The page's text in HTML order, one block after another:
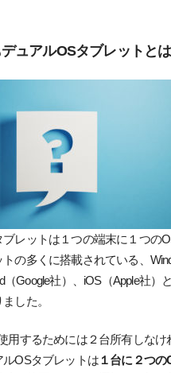
ュアルOSタブレットと
ブレットは１つの端末に１つの
の多くに搭載されている、
（Google社）、iOS（Apple社）
した。
用するためには２台所有しなけ
ルOSタブレットは １台に２つ